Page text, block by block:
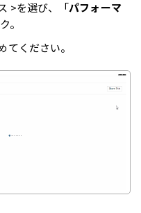
>を選び、「パフォーマ
。
てください。